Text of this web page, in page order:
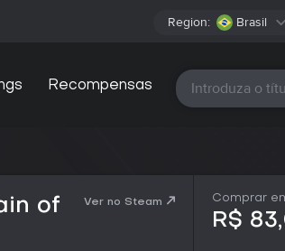
Region: Brasil
Recompensas Todas as
of
Ver no Steam Comprar
R$